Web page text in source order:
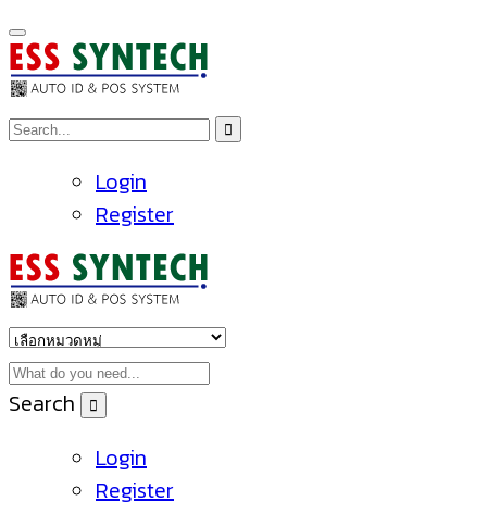
Login
Register
Search
Login
Register